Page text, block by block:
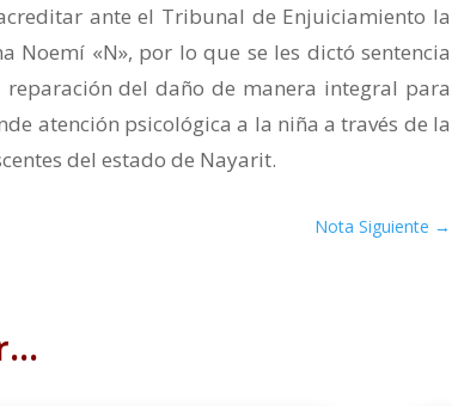
ante el Tribunal de Enjuiciamiento la
Noemí «N», por lo que se les dictó sentencia
del daño de manera integral para
atención psicológica a la niña a través de la
del estado de Nayarit.
Nota Siguiente →